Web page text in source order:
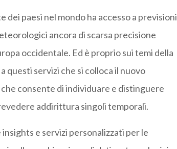
paesi nel mondo ha accesso a previsioni
ancora di scarsa precisione
occidentale. Ed è proprio sui temi della
questi servizi che si colloca il nuovo
consente di individuare e distinguere
addirittura singoli temporali.
e servizi personalizzati per le